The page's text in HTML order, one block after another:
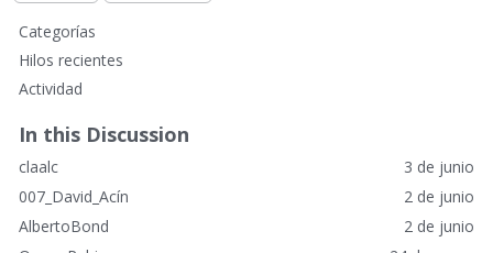
E
n
a
c
e
s
r
á
p
Categorías
Hilos recientes
Actividad
In this Discussion
3 de junio
claalc
2 de junio
007_David_Acín
2 de junio
AlbertoBond